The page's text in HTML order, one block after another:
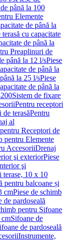
până la 100
Elemente
de până la
cu capacitate
de până la
Preaplinuri de
până la 12 l/sPiese
de până la
la 25 l/sPiese
de până la
Sistem de fixare
Pentru receptori
terasăPentru
al
Receptori de
pentru Elemente
AccesoriiDrenaj
şi exteriorPiese
şi
terase, 10 x 10
pentru balcoane și
cmPiese de schimb
de pardoseală
pentru Sifoane
cmSifoane de
de pardoseală
Instrumente,